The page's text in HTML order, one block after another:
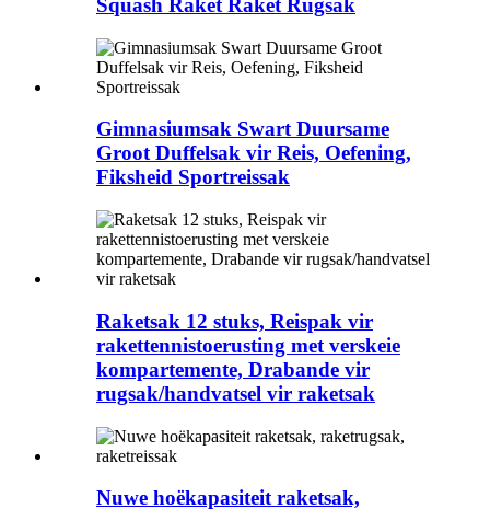
Squash Raket Raket Rugsak
Gimnasiumsak Swart Duursame
Groot Duffelsak vir Reis, Oefening,
Fiksheid Sportreissak
Raketsak 12 stuks, Reispak vir
rakettennistoerusting met verskeie
kompartemente, Drabande vir
rugsak/handvatsel vir raketsak
Nuwe hoëkapasiteit raketsak,